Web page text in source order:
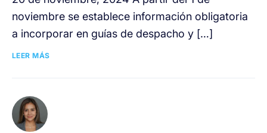
noviembre se establece información obligatoria
a incorporar en guías de despacho y […]
LEER MÁS